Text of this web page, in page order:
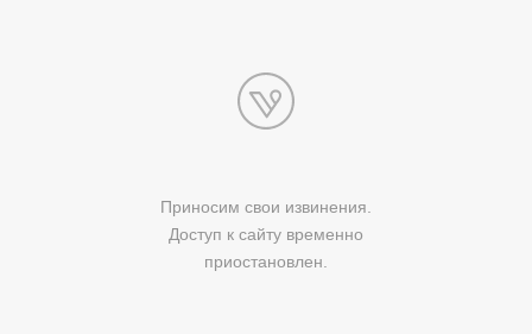
Приносим свои извинения.
Доступ к сайту временно
приостановлен.